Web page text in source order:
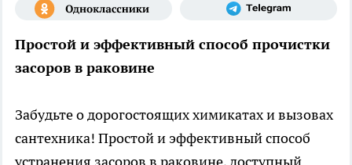
Простой и эффективный способ прочистки
засоров в раковине
Забудьте о дорогостоящих химикатах и вызовах
сантехника! Простой и эффективный способ